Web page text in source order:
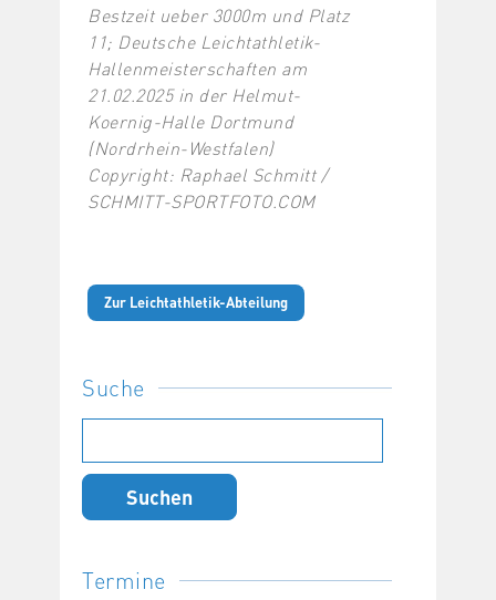
Bestzeit ueber 3000m und Platz
11; Deutsche Leichtathletik-
Hallenmeisterschaften am
21.02.2025 in der Helmut-
Koernig-Halle Dortmund
(Nordrhein-Westfalen)
Copyright: Raphael Schmitt /
SCHMITT-SPORTFOTO.COM
Zur Leichtathletik-Abteilung
Suche
nach:
Termine